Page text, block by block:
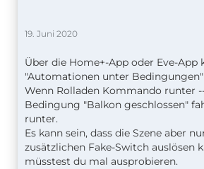
19. Juni 2020
Über die Home+-App oder Eve-App
"Automationen unter
Wenn Rolladen Kommando runter
Bedingung "Balkon geschlossen"
runter.
Es kann sein, dass die Szene aber
zusätzlichen Fake-Switch auslösen
müsstest du mal ausprobieren.